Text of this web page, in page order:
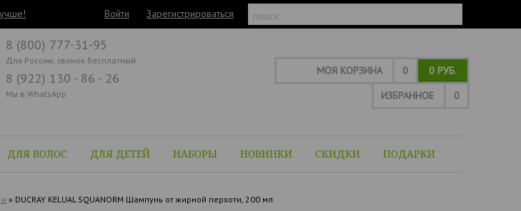
Войти Зарегистрироваться
МОЯ КОРЗИНА 0
0 РУБ.
ИЗБРАННОЕ
0
ДЛЯ ВОЛОС ДЛЯ ДЕТЕЙ НАБОРЫ НОВИНКИ СКИДКИ ПОДАРКИ
8 (800) 777-31-95
Для России, звонок бесплатный
8 (922) 130 - 86 - 26
Мы в WhatsApp
» DUCRAY KELUAL SQUANORM Шампунь от жирной перхоти, 200 мл